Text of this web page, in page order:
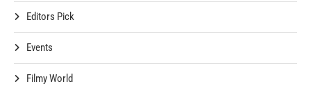
Editors Pick
Events
Filmy World